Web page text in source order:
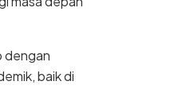
dengan
baik di